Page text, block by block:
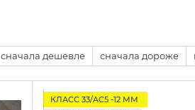
сначала дешевле сначала дороже
КЛАСС 33/AC5 -12 ММ